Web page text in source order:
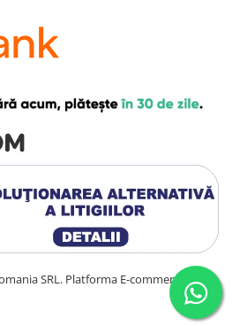
SRL. Platforma E-commerce by